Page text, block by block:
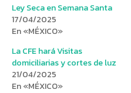
Ley Seca en Semana Santa
17/04/2025
En «MÉXICO»
La CFE hará Visitas
domiciliarias y cortes de luz
21/04/2025
En «MÉXICO»